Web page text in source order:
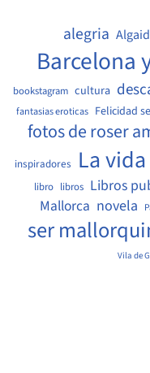
alegria
Barcelona
bookstagram cultura
fantasias eroticas Felicidad
fotos de roser
inspiradores La
libro libros Libros
Mallorca novela
ser
Vila de